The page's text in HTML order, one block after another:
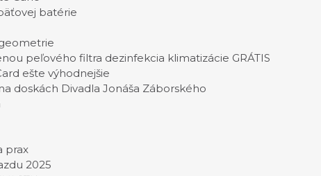
batérie
peľového filtra dezinfekcia klimatizácie GRÁTIS
ešte výhodnejšie
doskách Divadla Jonáša Záborského
prax
2025